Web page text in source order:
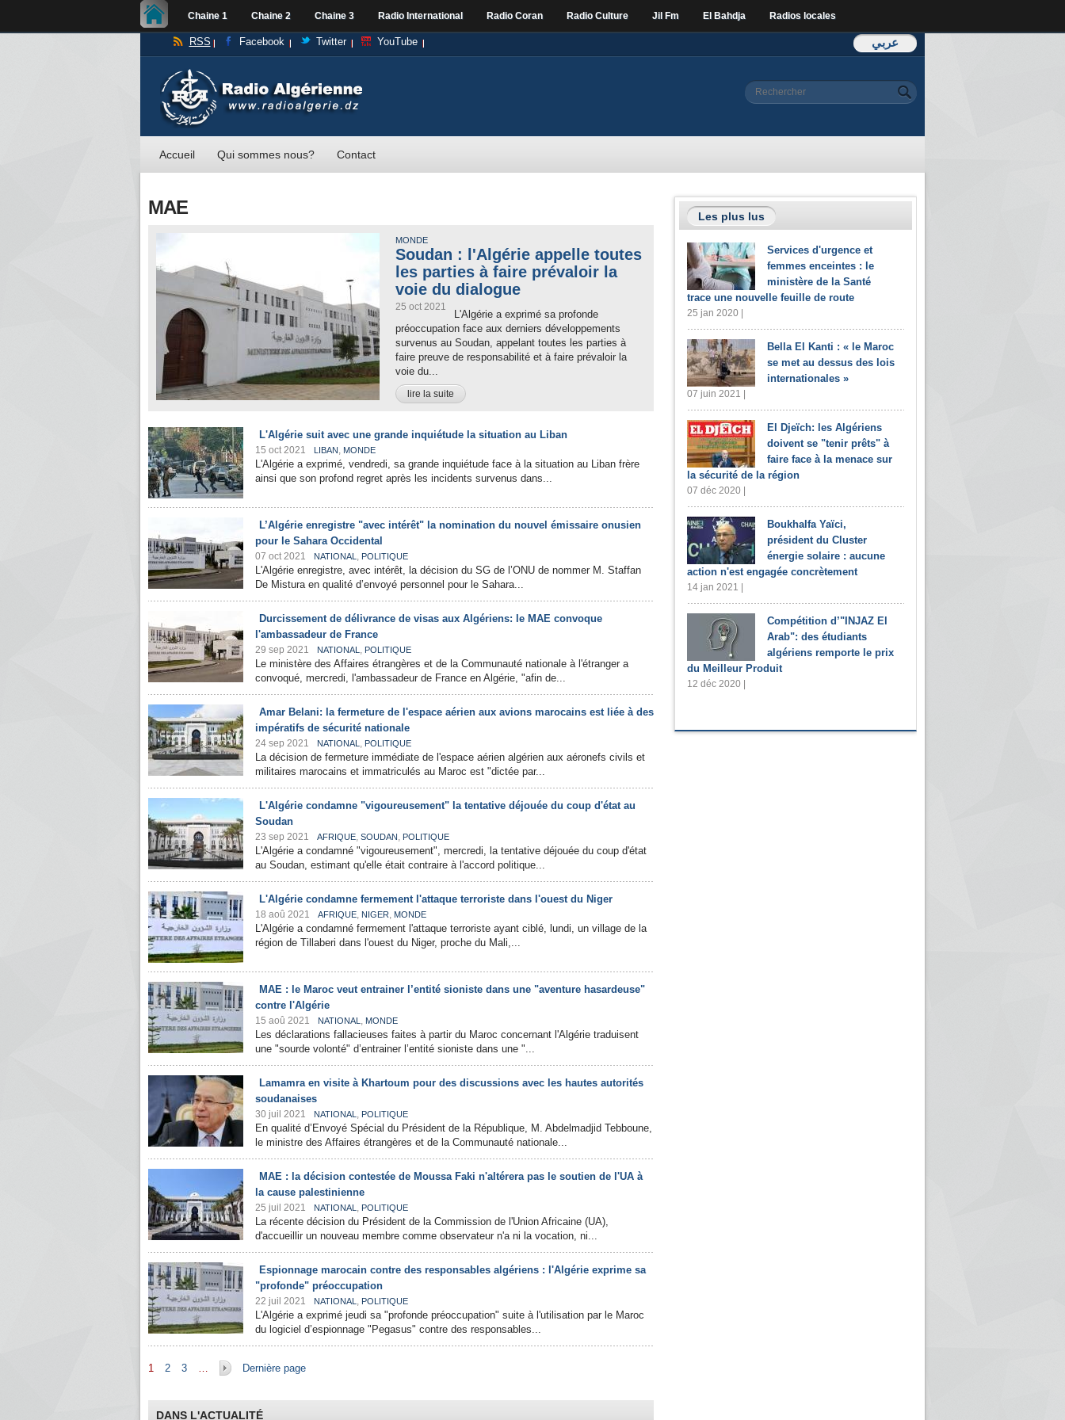
Chaine 1 Chaine 2 Chaine 3 Radio International Radio Coran Radio Culture Jil Fm El Bahdja Radios locales
عربي RSS Facebook Twitter YouTube
Formulaire de
Rechercher
Accueil Qui sommes nous? Contact
MAE
MONDE
Soudan : l'Algérie appelle toutes
les parties à faire prévaloir la
voie du dialogue
25 oct 2021
L'Algérie a exprimé sa profonde
préoccupation face aux derniers développements
survenus au Soudan, appelant toutes les parties à
faire preuve de responsabilité et à faire prévaloir la
voie du...
lire la suite
L'Algérie suit avec une grande inquiétude la situation au Liban
15 oct 2021 LIBAN, MONDE
L'Algérie a exprimé, vendredi, sa grande inquiétude face à la situation au Liban frère
ainsi que son profond regret après les incidents survenus dans...
L’Algérie enregistre "avec intérêt" la nomination du nouvel émissaire onusien
pour le Sahara Occidental
07 oct 2021 NATIONAL , POLITIQUE
L'Algérie enregistre, avec intérêt, la décision du SG de l’ONU de nommer M. Staffan
De Mistura en qualité d’envoyé personnel pour le Sahara...
Durcissement de délivrance de visas aux Algériens: le MAE convoque
l'ambassadeur de France
29 sep 2021 NATIONAL , POLITIQUE
Le ministère des Affaires étrangères et de la Communauté nationale à l'étranger a
convoqué, mercredi, l'ambassadeur de France en Algérie, "afin de...
Amar Belani: la fermeture de l'espace aérien aux avions marocains est liée à des
impératifs de sécurité nationale
24 sep 2021 NATIONAL , POLITIQUE
La décision de fermeture immédiate de l'espace aérien algérien aux aéronefs civils et
militaires marocains et immatriculés au Maroc est "dictée par...
L'Algérie condamne "vigoureusement" la tentative déjouée du coup d'état au
Soudan
23 sep 2021 AFRIQUE, SOUDAN, POLITIQUE
L'Algérie a condamné "vigoureusement", mercredi, la tentative déjouée du coup d'état
au Soudan, estimant qu'elle était contraire à l'accord politique...
L'Algérie condamne fermement l'attaque terroriste dans l'ouest du Niger
18 aoû 2021 AFRIQUE, NIGER, MONDE
L'Algérie a condamné fermement l'attaque terroriste ayant ciblé, lundi, un village de la
région de Tillaberi dans l'ouest du Niger, proche du Mali,...
MAE : le Maroc veut entrainer l’entité sioniste dans une "aventure hasardeuse"
contre l'Algérie
15 aoû 2021 NATIONAL , MONDE
Les déclarations fallacieuses faites à partir du Maroc concernant l'Algérie traduisent
une "sourde volonté" d’entrainer l’entité sioniste dans une "...
Lamamra en visite à Khartoum pour des discussions avec les hautes autorités
soudanaises
30 juil 2021 NATIONAL , POLITIQUE
En qualité d’Envoyé Spécial du Président de la République, M. Abdelmadjid Tebboune,
le ministre des Affaires étrangères et de la Communauté nationale...
MAE : la décision contestée de Moussa Faki n'altérera pas le soutien de l'UA à
la cause palestinienne
25 juil 2021 NATIONAL , POLITIQUE
La récente décision du Président de la Commission de l'Union Africaine (UA),
d'accueillir un nouveau membre comme observateur n'a ni la vocation, ni...
Espionnage marocain contre des responsables algériens : l'Algérie exprime sa
"profonde" préoccupation
22 juil 2021 NATIONAL , POLITIQUE
L'Algérie a exprimé jeudi sa "profonde préoccupation" suite à l'utilisation par le Maroc
du logiciel d’espionnage "Pegasus" contre des responsables...
Pages
1 2 3 … Dernière page
DANS L'ACTUALITÉ
Les plus lus
Services d'urgence et
femmes enceintes : le
ministère de la Santé
trace une nouvelle feuille de route
25 jan 2020 |
Bella El Kanti : « le Maroc
se met au dessus des lois
internationales »
07 juin 2021 |
El Djeïch: les Algériens
doivent se "tenir prêts" à
faire face à la menace sur
la sécurité de la région
07 déc 2020 |
Boukhalfa Yaïci,
président du Cluster
énergie solaire : aucune
action n'est engagée concrètement
14 jan 2021 |
Compétition d’"INJAZ El
Arab": des étudiants
algériens remporte le prix
du Meilleur Produit
12 déc 2020 |